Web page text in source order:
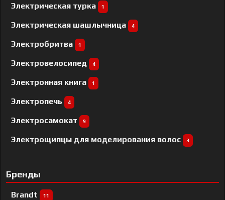
Электрическая турка 1
Электрическая шашлычница 4
Электробритва 1
Электровелосипед 4
Электронная книга 1
Электропечь 4
Электросамокат 9
Электрощипцы для моделирования волос 3
Бренды
Brandt 11